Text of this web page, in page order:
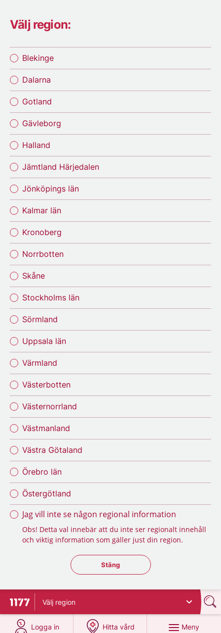
Välj region:
Blekinge
Dalarna
Gotland
Gävleborg
Halland
Jämtland Härjedalen
Jönköpings län
Kalmar län
Kronoberg
Norrbotten
Skåne
Stockholms län
Sörmland
Uppsala län
Värmland
Västerbotten
Västernorrland
Västmanland
Västra Götaland
Örebro län
Östergötland
Jag vill inte se någon regional information
Obs! Detta val innebär att du inte ser regionalt innehåll
och viktig information som gäller just din region.
Stäng regionsväljaren
Stäng
Till startsidan för 1177
Välj region
Logga in
på 1177.se
Hitta vård
på 1177.se
Meny